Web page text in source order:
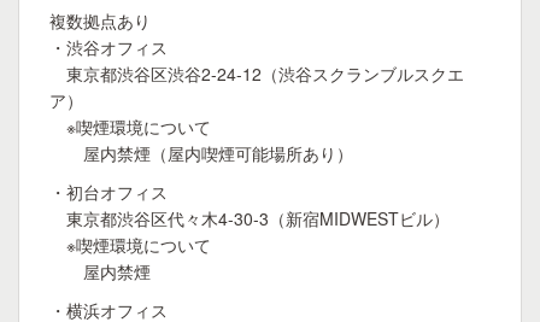
複数拠点あり
・渋谷オフィス
東京都渋谷区渋谷2-24-12（渋谷スクランブルスクエ
ア）
※喫煙環境について
屋内禁煙（屋内喫煙可能場所あり）
・初台オフィス
東京都渋谷区代々木4-30-3（新宿MIDWESTビル）
※喫煙環境について
屋内禁煙
・横浜オフィス